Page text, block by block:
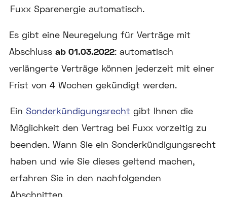
Fuxx Sparenergie automatisch.
Es gibt eine Neuregelung für Verträge mit
Abschluss ab 01.03.2022: automatisch
verlängerte Verträge können jederzeit mit einer
Frist von 4 Wochen gekündigt werden.
Ein Sonderkündigungsrecht gibt Ihnen die
Möglichkeit den Vertrag bei Fuxx vorzeitig zu
beenden. Wann Sie ein Sonderkündigungsrecht
haben und wie Sie dieses geltend machen,
erfahren Sie in den nachfolgenden
Abschnitten.